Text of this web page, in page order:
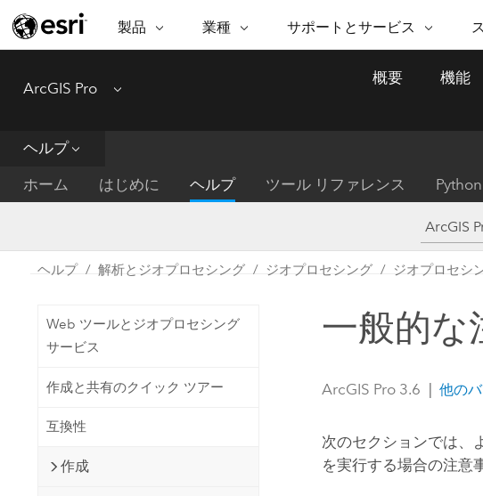
製品
ARCGIS
ArcGIS Online
完全な SaaS マッピング プラット
ArcGIS Pro
ArcGIS Enterprise
機能
位置情報を分析に
空間データの統
業種
業種
自然保護
公共エネルギー
地方自治体
持続可能な開発
電気通信
交通機関
サポートとサービス
サポートとサービス
ArcGIS Pro Menu
概要 機能
ヘルプ
ホーム はじめに ヘルプ ツール リファレンス Python
ヘルプ 解析とジオプロセシング ジオプロセシング ジオプロセシ
Web ツールとジオプロセシング
サービス
作成と共有のクイック ツアー
互換性
作成
一般的な
ArcGIS Pro 3.6 他の
次のセクションでは、
を実行する場合の注意